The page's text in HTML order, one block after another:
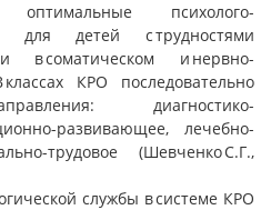
психолого-
для детей с трудностями
в соматическом и нервно-
КРО последовательно
диагностико-
развивающее, лечебно-
трудовое (Шевченко С.Г.,
службы в системе КРО